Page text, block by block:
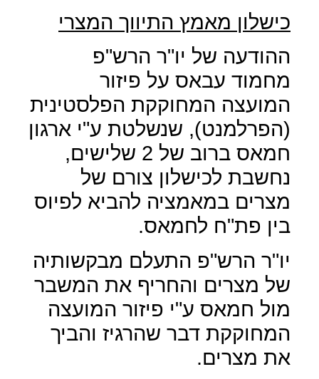
כישלון מאמץ התיווך המצרי
ההודעה של יו"ר הרש"פ
מחמוד עבאס על פיזור
המועצה המחוקקת הפלסטינית
(הפרלמנט), שנשלטת ע"י ארגון
חמאס ברוב של 2 שלישים,
נחשבת לכישלון צורם של
מצרים במאמציה להביא לפיוס
בין פת"ח לחמאס.
יו"ר הרש"פ התעלם מבקשותיה
של מצרים והחריף את המשבר
מול חמאס ע"י פיזור המועצה
המחוקקת דבר שהרגיז והביך
את מצרים.